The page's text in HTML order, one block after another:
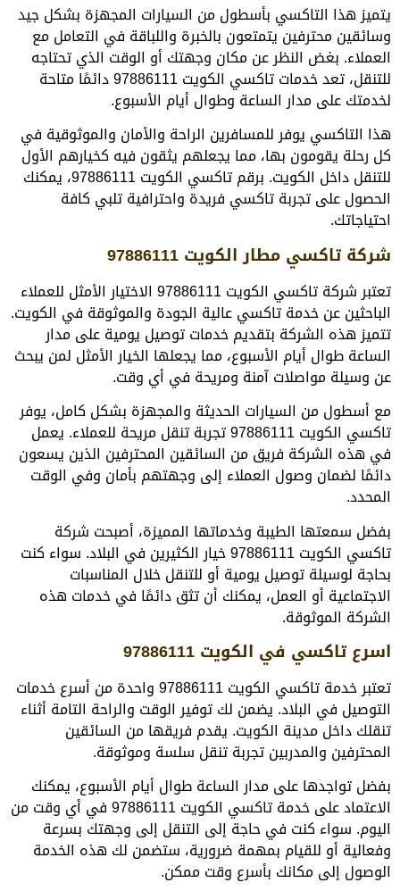
يتميز هذا التاكسي بأسطول من السيارات المجهزة بشكل جيد
وسائقين محترفين يتمتعون بالخبرة واللباقة في التعامل مع
العملاء. بغض النظر عن مكان وجهتك أو الوقت الذي تحتاجه
للتنقل، تعد خدمات تاكسي الكويت 97886111 دائمًا متاحة
لخدمتك على مدار الساعة وطوال أيام الأسبوع.
هذا التاكسي يوفر للمسافرين الراحة والأمان والموثوقية في
كل رحلة يقومون بها، مما يجعلهم يثقون فيه كخيارهم الأول
للتنقل داخل الكويت. برقم تاكسي الكويت 97886111، يمكنك
الحصول على تجربة تاكسي فريدة واحترافية تلبي كافة
احتياجاتك.
شركة تاكسي مطار الكويت 97886111
تعتبر شركة تاكسي الكويت 97886111 الاختيار الأمثل للعملاء
الباحثين عن خدمة تاكسي عالية الجودة والموثوقة في الكويت.
تتميز هذه الشركة بتقديم خدمات توصيل يومية على مدار
الساعة طوال أيام الأسبوع، مما يجعلها الخيار الأمثل لمن يبحث
عن وسيلة مواصلات آمنة ومريحة في أي وقت.
مع أسطول من السيارات الحديثة والمجهزة بشكل كامل، يوفر
تاكسي الكويت 97886111 تجربة تنقل مريحة للعملاء. يعمل
في هذه الشركة فريق من السائقين المحترفين الذين يسعون
دائمًا لضمان وصول العملاء إلى وجهتهم بأمان وفي الوقت
المحدد.
بفضل سمعتها الطيبة وخدماتها المميزة، أصبحت شركة
تاكسي الكويت 97886111 خيار الكثيرين في البلاد. سواء كنت
بحاجة لوسيلة توصيل يومية أو للتنقل خلال المناسبات
الاجتماعية أو العمل، يمكنك أن تثق دائمًا في خدمات هذه
الشركة الموثوقة.
اسرع تاكسي في الكويت 97886111
تعتبر خدمة تاكسي الكويت 97886111 واحدة من أسرع خدمات
التوصيل في البلاد. يضمن لك توفير الوقت والراحة التامة أثناء
تنقلك داخل مدينة الكويت. يقدم فريقها من السائقين
المحترفين والمدربين تجربة تنقل سلسة وموثوقة.
بفضل تواجدها على مدار الساعة طوال أيام الأسبوع، يمكنك
الاعتماد على خدمة تاكسي الكويت 97886111 في أي وقت من
اليوم. سواء كنت في حاجة إلى التنقل إلى وجهتك بسرعة
وفعالية أو للقيام بمهمة ضرورية، ستضمن لك هذه الخدمة
الوصول إلى مكانك بأسرع وقت ممكن.